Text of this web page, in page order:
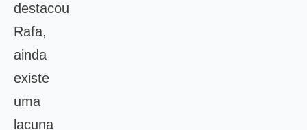
destacou
Rafa,
ainda
existe
uma
lacuna